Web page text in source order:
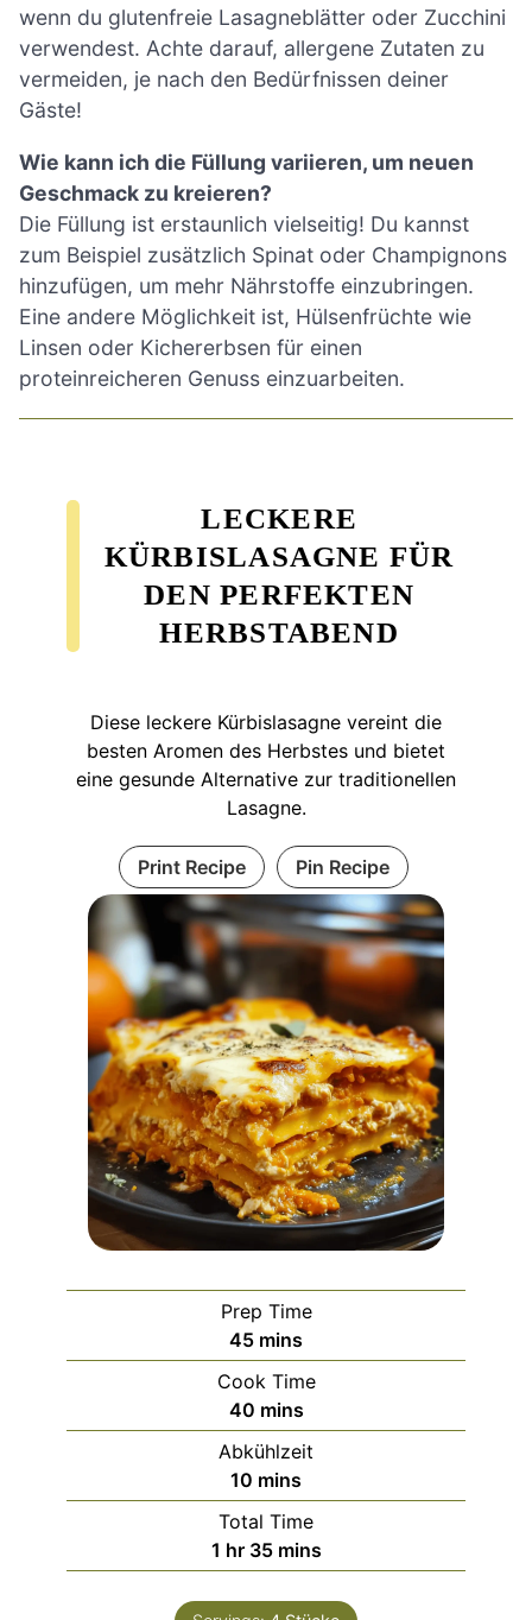
wenn du glutenfreie Lasagneblätter oder Zucchini
verwendest. Achte darauf, allergene Zutaten zu
vermeiden, je nach den Bedürfnissen deiner
Gäste!
Wie kann ich die Füllung variieren, um neuen
Geschmack zu kreieren?
Die Füllung ist erstaunlich vielseitig! Du kannst
zum Beispiel zusätzlich Spinat oder Champignons
hinzufügen, um mehr Nährstoffe einzubringen.
Eine andere Möglichkeit ist, Hülsenfrüchte wie
Linsen oder Kichererbsen für einen
proteinreicheren Genuss einzuarbeiten.
LECKERE
KÜRBISLASAGNE FÜR
DEN PERFEKTEN
HERBSTABEND
Diese leckere Kürbislasagne vereint die
besten Aromen des Herbstes und bietet
eine gesunde Alternative zur traditionellen
Lasagne.
Print Recipe Pin Recipe
Prep Time
45minutes
mins
Cook Time
40minutes
mins
Abkühlzeit
10 minutes
mins
Total Time
1 hour
hr 35minutes
mins